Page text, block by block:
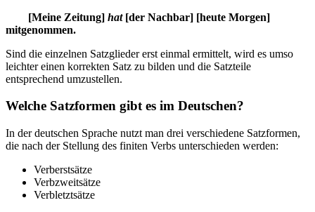
[Meine Zeitung] hat[der Nachbar] [heute Morgen]
mitgenommen.
Sind die einzelnen Satzglieder erst einmal ermittelt, wird es umso
leichter einen korrekten Satz zu bilden und die Satzteile
entsprechend umzustellen.
Welche Satzformen gibt es im Deutschen?
In der deutschen Sprache nutzt man drei verschiedene Satzformen,
die nach der Stellung des finiten Verbs unterschieden werden:
Verberstsätze
Verbzweitsätze
Verbletztsätze